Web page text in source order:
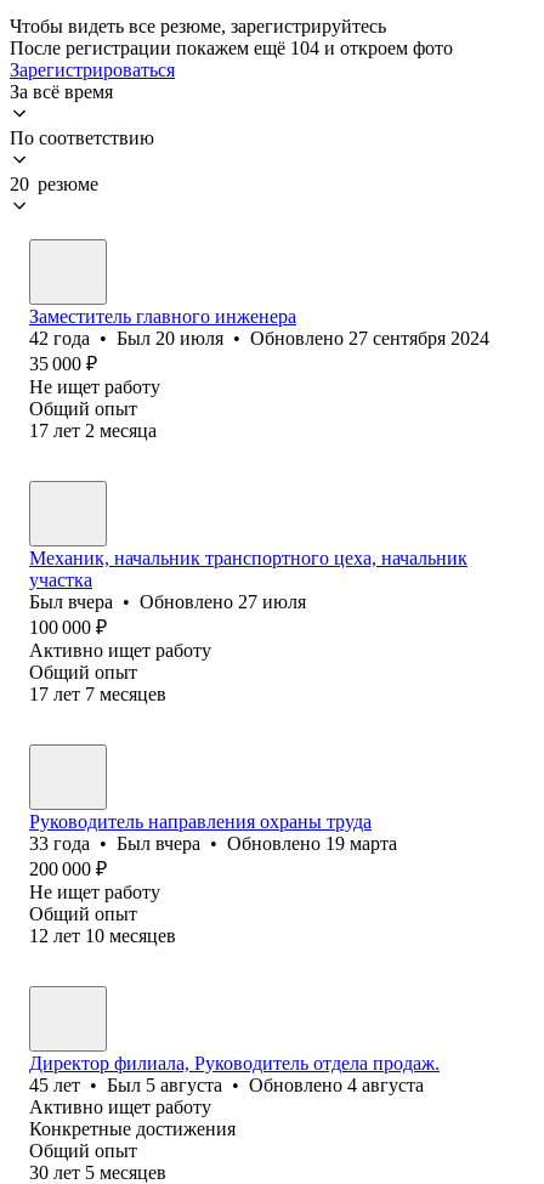
Чтобы видеть все резюме, зарегистрируйтесь
После регистрации покажем ещё 104 и откроем фото
Зарегистрироваться
За всё время
По соответствию
20 резюме
Заместитель главного инженера
42 года • Был 20 июля • Обновлено 27 сентября 2024
35 000 ₽
Не ищет работу
Общий опыт
17 лет 2 месяца
Механик, начальник транспортного цеха, начальник
участка
Был вчера • Обновлено 27 июля
100 000 ₽
Активно ищет работу
Общий опыт
17 лет 7 месяцев
Руководитель направления охраны труда
33 года • Был вчера • Обновлено 19 марта
200 000 ₽
Не ищет работу
Общий опыт
12 лет 10 месяцев
Директор филиала, Руководитель отдела продаж.
45 лет • Был 5 августа • Обновлено 4 августа
Активно ищет работу
Конкретные достижения
Общий опыт
30 лет 5 месяцев